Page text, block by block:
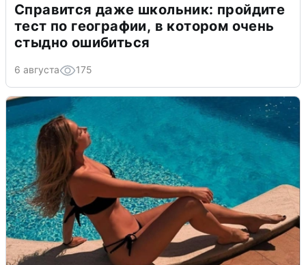
Справится даже школьник: пройдите
тест по географии, в котором очень
стыдно ошибиться
6 августа 175